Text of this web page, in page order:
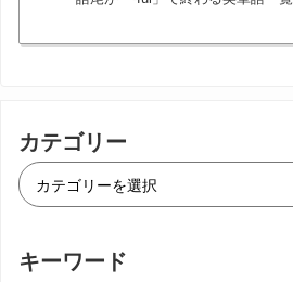
カテゴリー
キーワード